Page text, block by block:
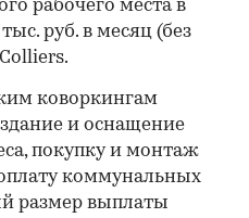
рабочего места в
руб. в месяц (без
коворкингам
и оснащение
покупку и монтаж
коммунальных
размер выплаты